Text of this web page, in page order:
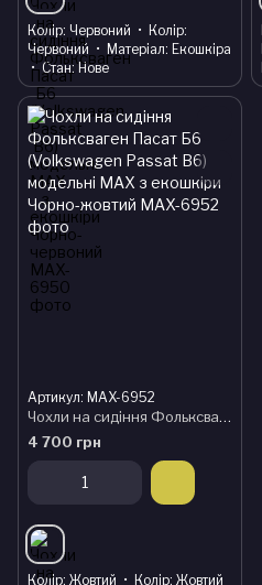
Колір Червоний
Колір
Червоний
Матеріал Екошкіра
Стан Нове
Артикул: MAX-6952
Чохли на сидіння Фольксваген Пасат Б6 (Volkswagen Passat B6) модельні MAX з екошкіри Чорно-жовтий
4 700 грн
Колір Жовтий Колір Жовтий